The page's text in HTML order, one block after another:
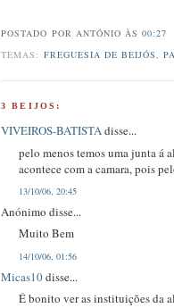
POSTADO POR ANTÓNIO ÀS 00:27
TEMAS: FREGUESIA DE BEIJÓS
3 BEIJOS:
VIVEIROS-BATISTAdisse...
pelo menos temos uma junta á
acontece com a camara, pois
13/10/06, 20:45
Anónimo disse...
Muito Bem
14/10/06, 01:56
Micas10disse...
É bonito ver as instituições da